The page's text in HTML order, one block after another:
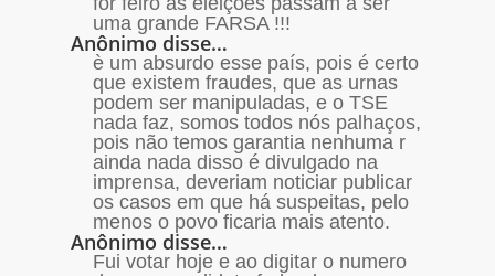
uma grande FARSA !!!
Anônimo disse…
è um absurdo esse país, pois é certo
que existem fraudes, que as urnas
podem ser manipuladas, e o TSE
nada faz, somos todos nós palhaços,
pois não temos garantia nenhuma r
ainda nada disso é divulgado na
imprensa, deveriam noticiar publicar
os casos em que há suspeitas, pelo
menos o povo ficaria mais atento.
Anônimo disse…
Fui votar hoje e ao digitar o numero